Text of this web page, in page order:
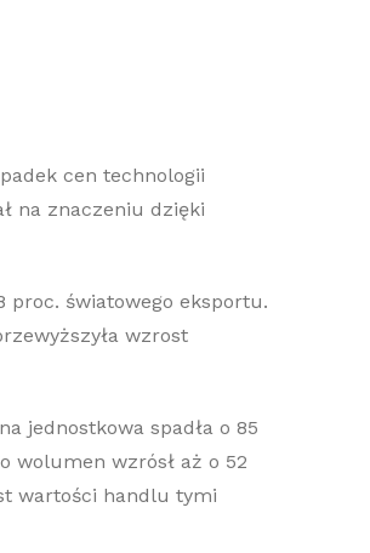
cen technologii
na znaczeniu dzięki
proc. światowego eksportu.
wzrost
jednostkowa spadła o 85
wolumen wzrósł aż o 52
wartości handlu tymi